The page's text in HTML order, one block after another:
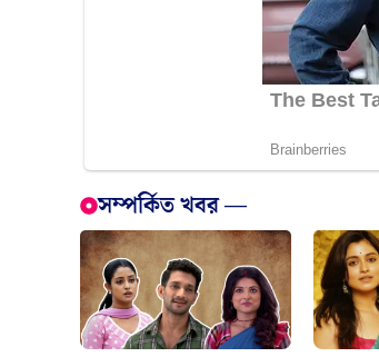
সম্পর্কিত খবর —